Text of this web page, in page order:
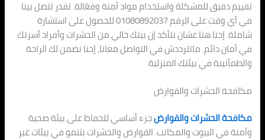
تقييم دقيق للمشكلة واستخدام مواد آمنة وفعّالة. تقدر تتصل بينا
في أي وقت على الرقم 01080892037 للحصول على استشارة
شاملة. إحنا هنا عشان نتأكد إن بيتك خالي من الحشرات وأفراد أسرتك
في أمان دائم. ماتترددش في التواصل معانا، إحنا نضمن لك الراحة
والطمأنينة في بيئتك المنزلية.
مكافحة الحشرات والقوارض
مكافحة الحشرات والقوارضجزء أساسي للحفاظ على بيئة صحية
وآمنة في البيوت والمكاتب. القوارض والحشرات بتنمو في بيئات غير